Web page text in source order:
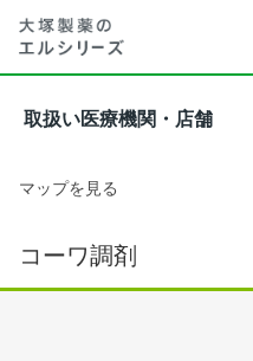
取扱い医療機関・店舗
マップを見る
コーワ調剤